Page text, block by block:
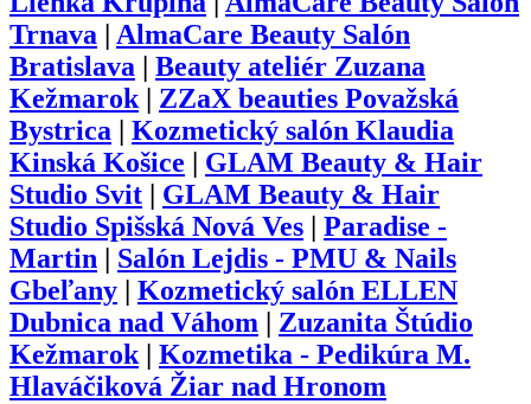
Trnava
AlmaCare Beauty Salón
Bratislava
Beauty ateliér Zuzana
Kežmarok| ZZaX beauties Považská
Bystrica
Kozmetický salón Klaudia
Kinská Košice
GLAM Beauty & Hair
Studio Svit
GLAM Beauty & Hair
Studio Spišská Nová Ves
Paradise -
Martin
Salón Lejdis - PMU & Nails
Gbeľany
Kozmetický salón ELLEN
Dubnica nad Váhom
Zuzanita Štúdio
Kežmarok| Kozmetika - Pedikúra M.
Hlaváčiková Žiar nad Hronom